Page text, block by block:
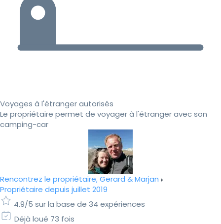
Voyages à l'étranger autorisés
Le propriétaire permet de voyager à l'étranger avec son
camping-car
Rencontrez le propriétaire, Gerard & Marjan
Propriétaire depuis juillet 2019
4.9/5 sur la base de 34 expériences
Déjà loué 73 fois